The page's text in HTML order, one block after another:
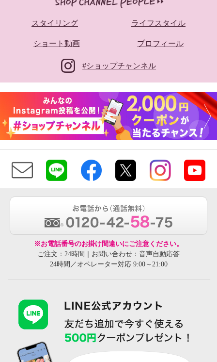
スタイリング ライフスタイル
ショート動画 プロフィール
#ショップチャンネル
※お電話番号のお掛け間違いにご注意ください。
ご注文：24時間｜お問い合わせ：音声自動応答
24時間／オペレーター対応 9:00～21:00